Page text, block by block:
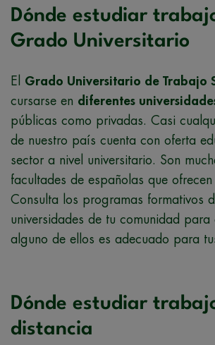
Dónde estudiar
Grado Universitario
El Grado Universitario de Trabajo
cursarse en diferentes
públicas como privadas. Casi
de nuestro país cuenta con oferta
sector a nivel universitario. Son
facultades de españolas que
Consulta los programas formativos
universidades de tu comunidad
alguno de ellos es adecuado para
Dónde estudiar
distancia